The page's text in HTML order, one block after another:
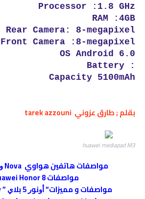
Processor :1.8 GHz
RAM :4GB
Rear Camera: 8-megapixel
Front Camera :8-megapixel
OS Android 6.0
: Battery
Capacity 5100mAh
بقلم ; طارق عزوني tarek azzouni
huawei mediapad M3
مواصفات هاتفين هواوي Nova ﻭ Nova Plus
مواصفات Huawei Honor 8
مواصفات و مميزات“ ﺃﻭﻧﻮﺭ 5 ﺑﻼﻱ ” Honor 5 Play